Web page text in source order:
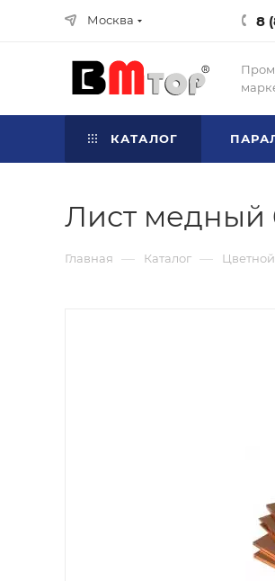
Москва 8
КАТАЛОГ
Лист медный
Главная — Каталог —